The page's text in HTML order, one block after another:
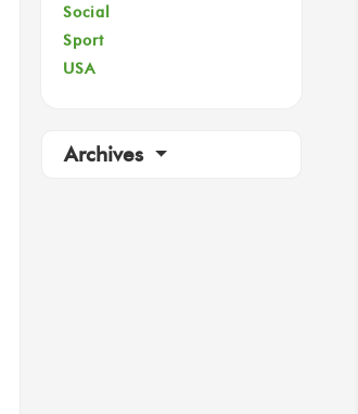
Social
Sport
USA
Archives